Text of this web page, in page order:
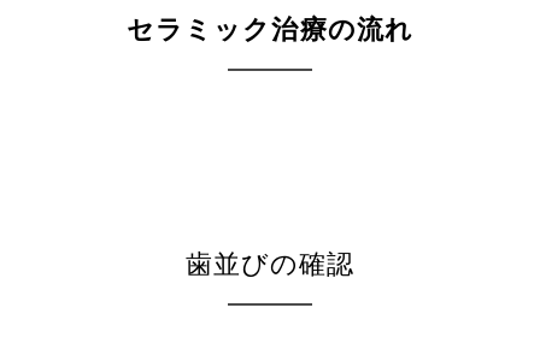
セラミック治療の流れ
歯並びの確認